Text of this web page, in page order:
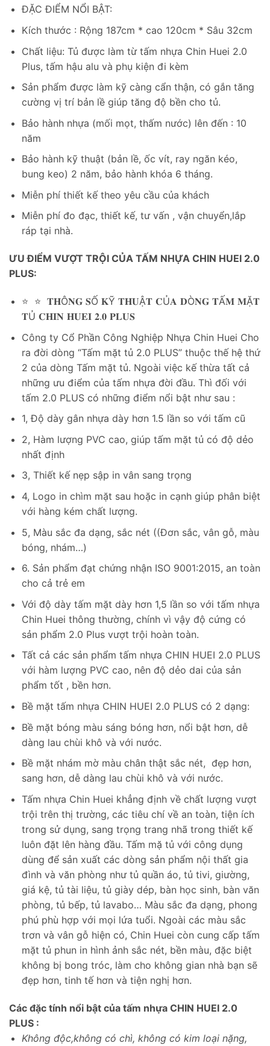
ĐẶC ĐIỂM NỔI BẬT:
Kích thước : Rộng 187cm * cao 120cm * Sâu 32cm
Chất liệu: Tủ được làm từ tấm nhựa Chin Huei 2.0
Plus, tấm hậu alu và phụ kiện đi kèm
Sản phẩm được làm kỹ càng cẩn thận, có gắn tăng
cường vị trí bản lề giúp tăng độ bền cho tủ.
Bảo hành nhựa (mối mọt, thấm nước) lên đến : 10
năm
Bảo hành kỹ thuật (bản lề, ốc vít, ray ngăn kéo,
bung keo) 2 năm, bảo hành khóa 6 tháng.
Miễn phí thiết kế theo yêu cầu của khách
Miễn phí đo đạc, thiết kế, tư vấn , vận chuyển,lắp
ráp tại nhà.
ƯU ĐIỂM VƯỢT TRỘI CỦA TẤM NHỰA CHIN HUEI 2.0
PLUS:
⭐ ⭐ 𝐓𝐇Ô𝐍𝐆 𝐒Ố 𝐊Ỹ 𝐓𝐇𝐔Ậ𝐓 𝐂Ủ𝐀 𝐃Ò𝐍𝐆 𝐓Ấ𝐌 𝐌Ặ𝐓
𝐓Ủ 𝐂𝐇𝐈𝐍 𝐇𝐔𝐄𝐈 𝟐.𝟎 𝐏𝐋𝐔𝐒
Công ty Cổ Phần Công Nghiệp Nhựa Chin Huei Cho
ra đời dòng “Tấm mặt tủ 2.0 PLUS” thuộc thế hệ thứ
2 của dòng Tấm mặt tủ. Ngoài việc kế thừa tất cả
những ưu điểm của tấm nhựa đời đầu. Thì đối với
tấm 2.0 PLUS có những điểm nổi bật như sau :
1, Độ dày gân nhựa dày hơn 1.5 lần so với tấm cũ
2, Hàm lượng PVC cao, giúp tấm mặt tủ có độ dẻo
nhất định
3, Thiết kế nẹp sập in vân sang trọng
4, Logo in chìm mặt sau hoặc in cạnh giúp phân biệt
với hàng kém chất lượng.
5, Màu sắc đa dạng, sắc nét ((Đơn sắc, vân gỗ, màu
bóng, nhám…)
6. Sản phẩm đạt chứng nhận ISO 9001:2015, an toàn
cho cả trẻ em
Với độ dày tấm mặt dày hơn 1,5 lần so với tấm nhựa
Chin Huei thông thường, chính vì vậy độ cứng có
sản phẩm 2.0 Plus vượt trội hoàn toàn.
Tất cả các sản phẩm tấm nhựa CHIN HUEI 2.0 PLUS
với hàm lượng PVC cao, nên độ dẻo dai của sản
phẩm tốt , bền hơn.
Bề mặt tấm nhựa CHIN HUEI 2.0 PLUS có 2 dạng:
Bề mặt bóng màu sáng bóng hơn, nổi bật hơn, dễ
dàng lau chùi khô và với nước.
Bề mặt nhám mờ màu chân thật sắc nét, đẹp hơn,
sang hơn, dễ dàng lau chùi khô và với nước.
Tấm nhựa Chin Huei khẳng định về chất lượng vượt
trội trên thị trường, các tiêu chí về an toàn, tiện ích
trong sử dụng, sang trọng trang nhã trong thiết kế
luôn đặt lên hàng đầu. Tấm mặ tủ với công dụng
dùng để sản xuất các dòng sản phẩm nội thất gia
đình và văn phòng như tủ quần áo, tủ tivi, giường,
giá kệ, tủ tài liệu, tủ giày dép, bàn học sinh, bàn văn
phòng, tủ bếp, tủ lavabo… Màu sắc đa dạng, phong
phú phù hợp với mọi lứa tuổi. Ngoài các màu sắc
trơn và vân gỗ hiện có, Chin Huei còn cung cấp tấm
mặt tủ phun in hình ảnh sắc nét, bền màu, đặc biệt
không bị bong tróc, làm cho không gian nhà bạn sẽ
đẹp hơn, tinh tế hơn và tiện nghị hơn.
Các đặc tính nổi bật của tấm nhựa CHIN HUEI 2.0
PLUS :
Không độc,không có chì, không có kim loại nặng,